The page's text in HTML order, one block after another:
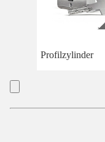
Profilzylinder